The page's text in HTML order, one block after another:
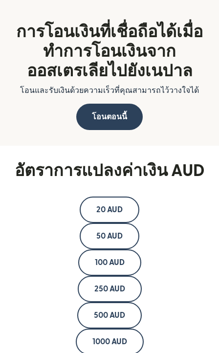
การโอนเงินที่เชื่อถือได้เมื่อ
ทำการโอนเงินจาก
ออสเตรเลียไปยังเนปาล
โอนและรับเงินด้วยความเร็วที่คุณสามารถไว้วางใจได้
โอนตอนนี้
อัตราการแปลงค่าเงิน AUD
20 AUD
50 AUD
100 AUD
250 AUD
500 AUD
1000 AUD